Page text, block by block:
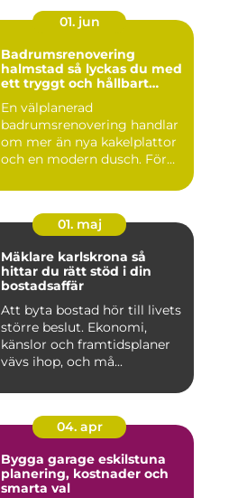
01. jun
Badrumsrenovering
halmstad så lyckas du med
ett tryggt och hållbart
En välplanerad
badrumsrenovering handlar
om mer än nya kakelplattor
och en modern dusch. För
01. maj
Mäklare karlskrona så
hittar du rätt stöd i din
bostadsaffär
Att byta bostad hör till livets
större beslut. Ekonomi,
känslor och framtidsplaner
vävs ihop, och må...
04. apr
Bygga garage eskilstuna
planering, kostnader och
smarta val